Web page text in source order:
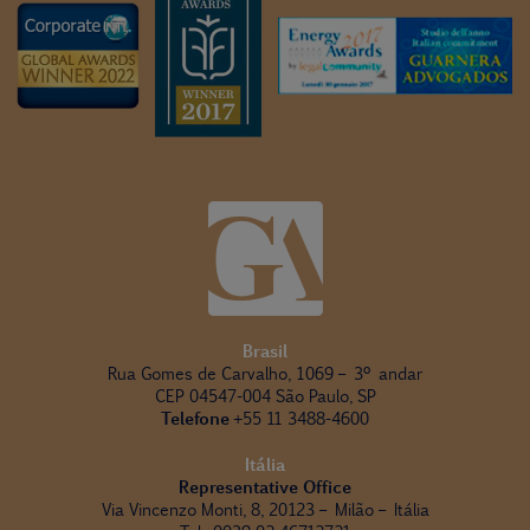
Brasil
Rua Gomes de Carvalho, 1069 – 3º andar
CEP 04547-004 São Paulo, SP
Telefone+55 11 3488-4600
Itália
Representative Office
Via Vincenzo Monti, 8, 20123 – Milão – Itália